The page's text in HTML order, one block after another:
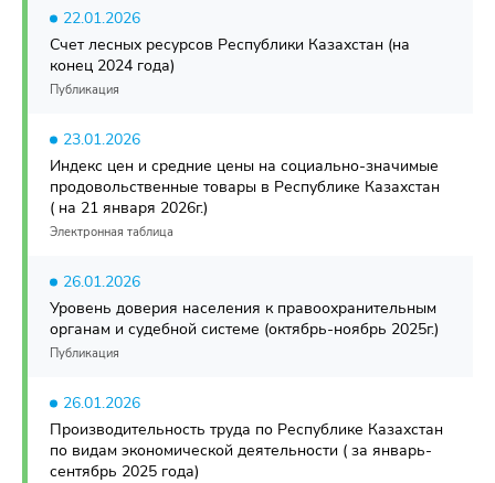
22.01.2026
Счет лесных ресурсов Республики Казахстан (на
конец 2024 года)
Публикация
23.01.2026
Индекс цен и средние цены на социально-значимые
продовольственные товары в Республике Казахстан
( на 21 января 2026г.)
Электронная таблица
26.01.2026
Уровень доверия населения к правоохранительным
органам и судебной системе (октябрь-ноябрь 2025г.)
Публикация
26.01.2026
Производительность труда по Республике Казахстан
по видам экономической деятельности ( за январь-
сентябрь 2025 года)